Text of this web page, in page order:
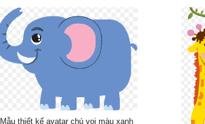
Mẫu thiết kế avatar chú voi màu xanh